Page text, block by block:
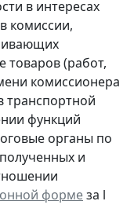
в интересах
комиссии,
товаров (работ,
комиссионера
транспортной
функций
органы по
и
формеза l